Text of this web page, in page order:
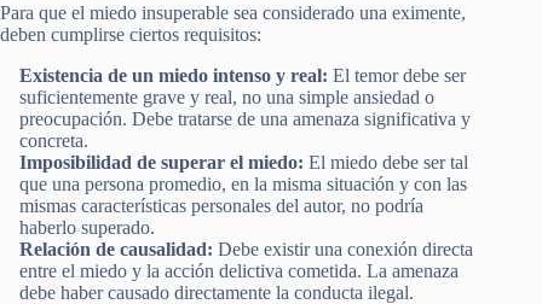
Para que el miedo insuperable sea considerado una eximente,
deben cumplirse ciertos requisitos:
Existencia de un miedo intenso y real: El temor debe ser
suficientemente grave y real, no una simple ansiedad o
preocupación. Debe tratarse de una amenaza significativa y
concreta.
Imposibilidad de superar el miedo: El miedo debe ser tal
que una persona promedio, en la misma situación y con las
mismas características personales del autor, no podría
haberlo superado.
Relación de causalidad: Debe existir una conexión directa
entre el miedo y la acción delictiva cometida. La amenaza
debe haber causado directamente la conducta ilegal.